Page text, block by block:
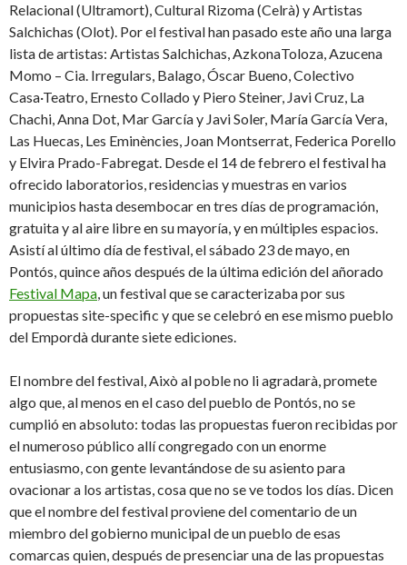
Relacional (Ultramort), Cultural Rizoma (Celrà) y Artistas
Salchichas (Olot). Por el festival han pasado este año una larga
lista de artistas: Artistas Salchichas, AzkonaToloza, Azucena
Momo – Cia. Irregulars, Balago, Óscar Bueno, Colectivo
Casa·Teatro, Ernesto Collado y Piero Steiner, Javi Cruz, La
Chachi, Anna Dot, Mar García y Javi Soler, María García Vera,
Las Huecas, Les Eminències, Joan Montserrat, Federica Porello
y Elvira Prado-Fabregat. Desde el 14 de febrero el festival ha
ofrecido laboratorios, residencias y muestras en varios
municipios hasta desembocar en tres días de programación,
gratuita y al aire libre en su mayoría, y en múltiples espacios.
Asistí al último día de festival, el sábado 23 de mayo, en
Pontós, quince años después de la última edición del añorado
Festival Mapa, un festival que se caracterizaba por sus
propuestas site-specific y que se celebró en ese mismo pueblo
del Empordà durante siete ediciones.
El nombre del festival, Això al poble no li agradarà, promete
algo que, al menos en el caso del pueblo de Pontós, no se
cumplió en absoluto: todas las propuestas fueron recibidas por
el numeroso público allí congregado con un enorme
entusiasmo, con gente levantándose de su asiento para
ovacionar a los artistas, cosa que no se ve todos los días. Dicen
que el nombre del festival proviene del comentario de un
miembro del gobierno municipal de un pueblo de esas
comarcas quien, después de presenciar una de las propuestas